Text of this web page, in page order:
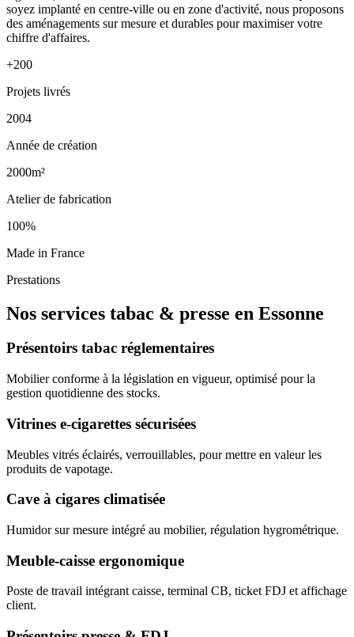
soyez implanté en centre-ville ou en zone d'activité, nous proposons
des aménagements sur mesure et durables pour maximiser votre
chiffre d'affaires.
+200
Projets livrés
2004
Année de création
2000m²
Atelier de fabrication
100%
Made in France
Prestations
Nos services tabac & presse en Essonne
Présentoirs tabac réglementaires
Mobilier conforme à la législation en vigueur, optimisé pour la
gestion quotidienne des stocks.
Vitrines e-cigarettes sécurisées
Meubles vitrés éclairés, verrouillables, pour mettre en valeur les
produits de vapotage.
Cave à cigares climatisée
Humidor sur mesure intégré au mobilier, régulation hygrométrique.
Meuble-caisse ergonomique
Poste de travail intégrant caisse, terminal CB, ticket FDJ et affichage
client.